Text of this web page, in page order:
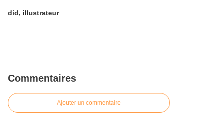
did, illustrateur
Commentaires
Ajouter un commentaire